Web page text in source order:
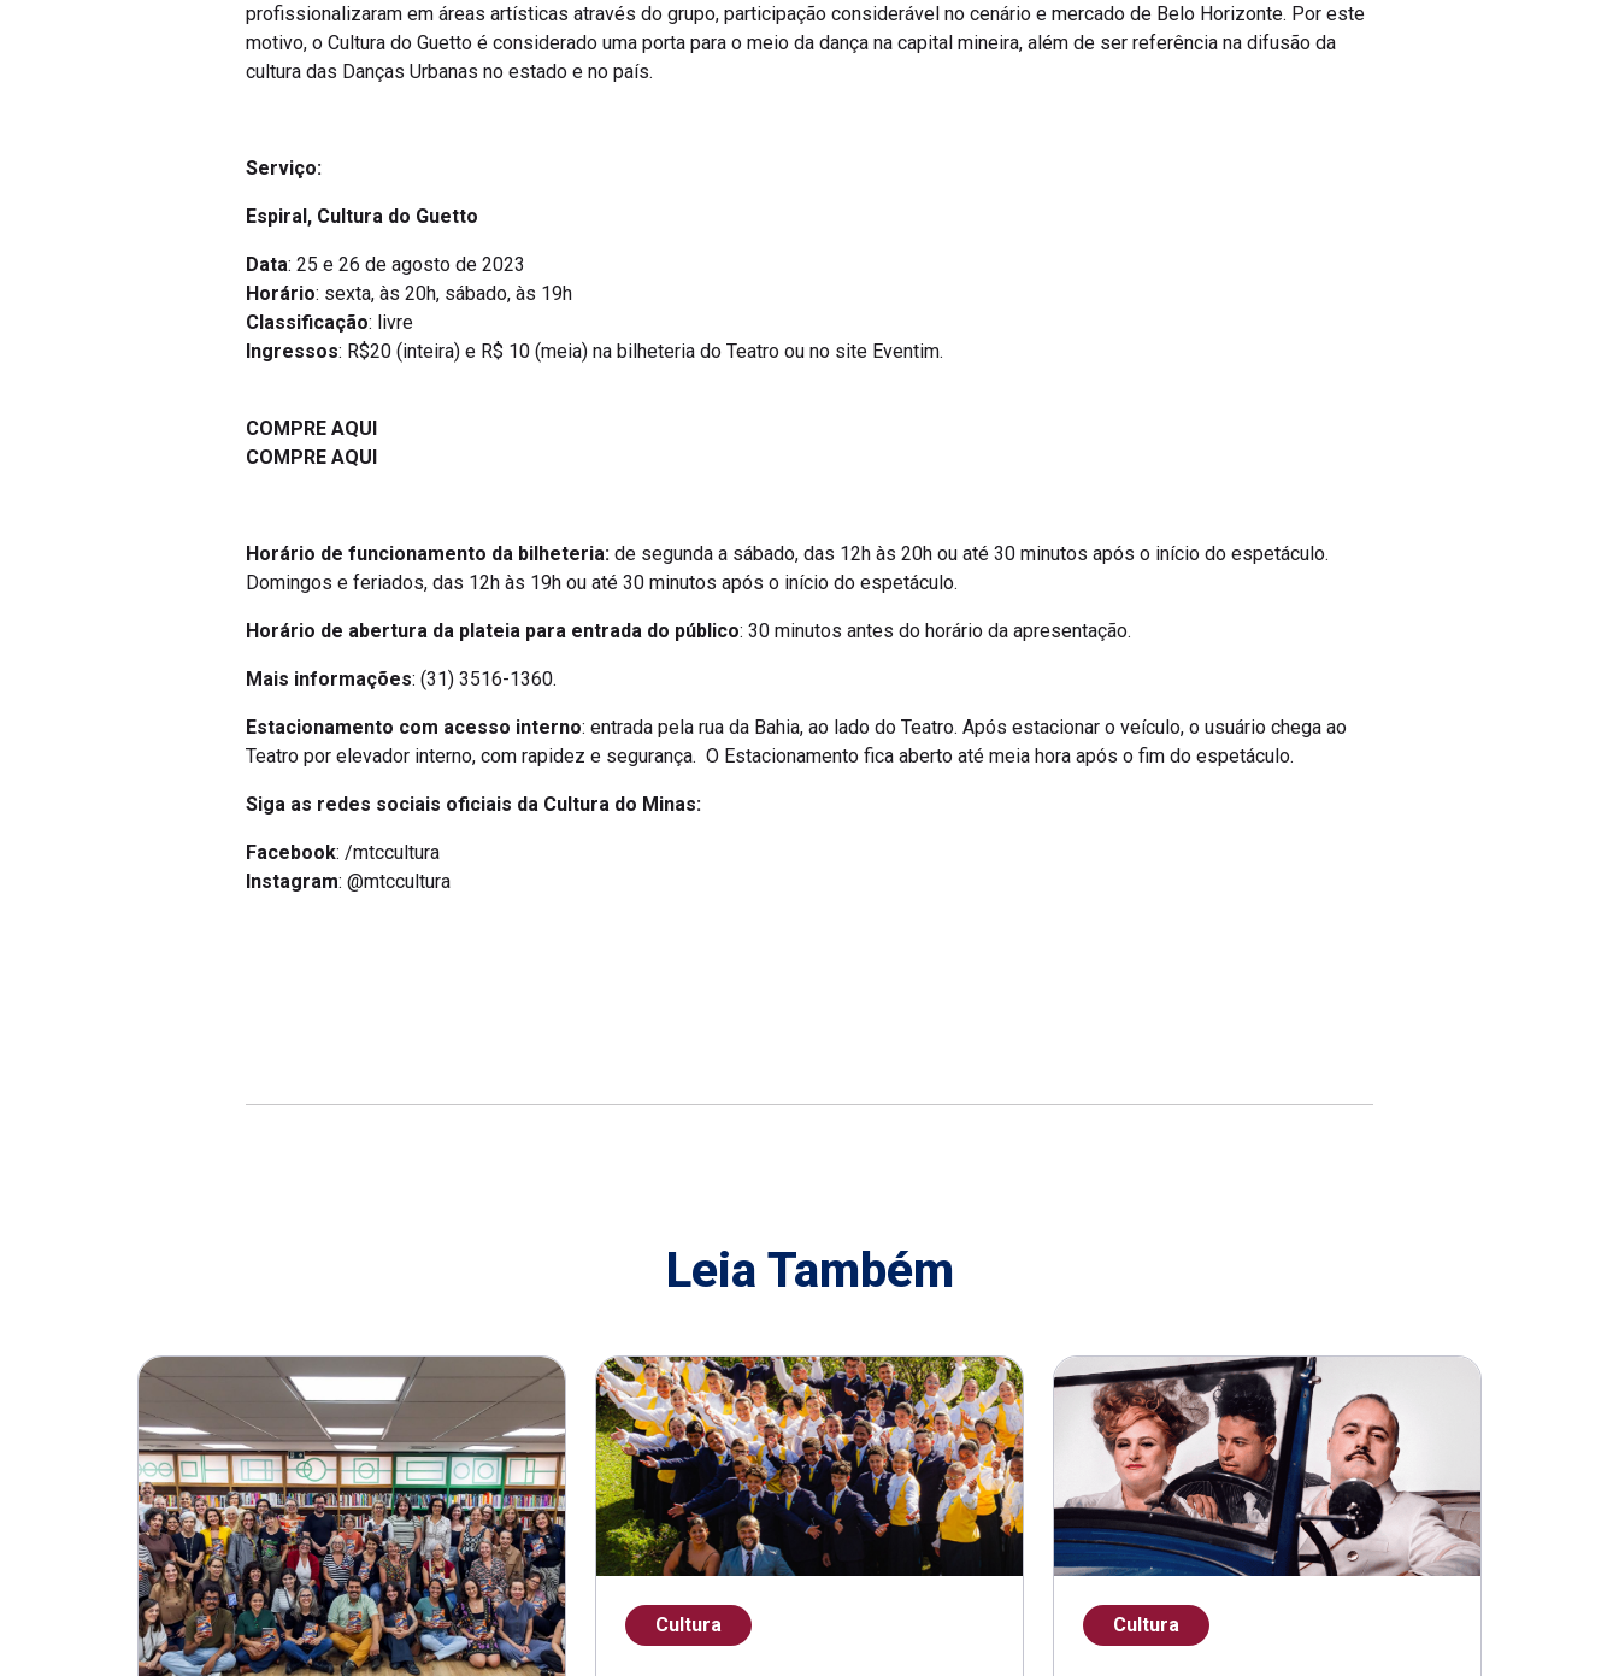
profissionalizaram em áreas artísticas através do grupo, participação considerável no cenário e mercado de Belo Horizonte. Por este
motivo, o Cultura do Guetto é considerado uma porta para o meio da dança na capital mineira, além de ser referência na difusão da
cultura das Danças Urbanas no estado e no país.
Serviço:
Espiral, Cultura do Guetto
Data: 25 e 26 de agosto de 2023
Horário: sexta, às 20h, sábado, às 19h
Classificação: livre
Ingressos: R$20 (inteira) e R$ 10 (meia) na bilheteria do Teatro ou no site Eventim.
COMPRE AQUI
COMPRE AQUI
Horário de funcionamento da bilheteria: de segunda a sábado, das 12h às 20h ou até 30 minutos após o início do espetáculo.
Domingos e feriados, das 12h às 19h ou até 30 minutos após o início do espetáculo.
Horário de abertura da plateia para entrada do público: 30 minutos antes do horário da apresentação.
Mais informações: (31) 3516-1360.
Estacionamento com acesso interno: entrada pela rua da Bahia, ao lado do Teatro. Após estacionar o veículo, o usuário chega ao
Teatro por elevador interno, com rapidez e segurança. O Estacionamento fica aberto até meia hora após o fim do espetáculo.
Siga as redes sociais oficiais da Cultura do Minas:
Facebook: /mtccultura
Instagram: @mtccultura
Leia Também
Cultura Cultura